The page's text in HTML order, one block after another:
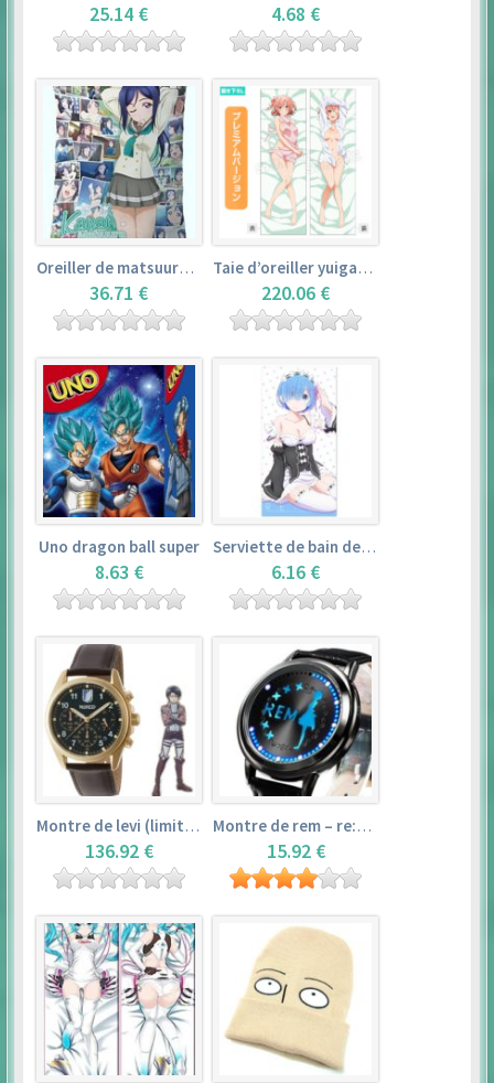
25.14 € 4.68 €
Oreiller de matsuura kanan (35cm×53cm) – love live! sunshine!!
36.71 €
Taie d’oreiller yuigahama yui (50cm×150cm) – yahari ore no seishun love comedy wa machigatteiru. zoku
220.06 €
Uno dragon ball super
8.63 €
Serviette de bain de rem (120×60cm) – re:zero kara hajimeru isekai seikatsu
6.16 €
Montre de levi (limited edition) – shingeki no kyojin
136.92 €
Montre de rem – re:zero kara hajimeru isekai seikatsu
15.92 €